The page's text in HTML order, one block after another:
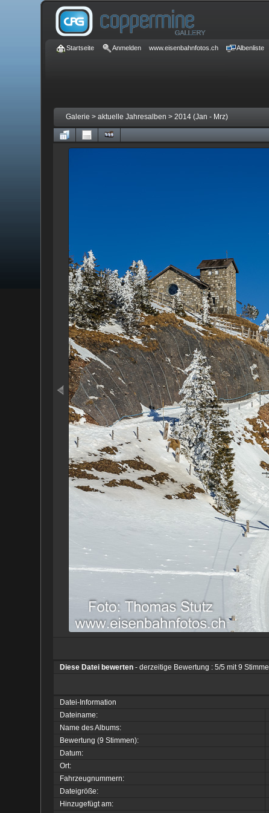
Startseite Anmelden www.eisenbahnfotos.ch Albenliste
Galerie > aktuelle Jahresalben > 2014 (Jan - Mrz)
Diese Datei bewerten- derzeitige Bewertung : 5/5 mit 9
Datei-Information
Dateiname:
Name des Albums:
Bewertung (9 Stimmen):
Datum:
Ort:
Fahrzeugnummern:
Dateigröße:
Hinzugefügt am: